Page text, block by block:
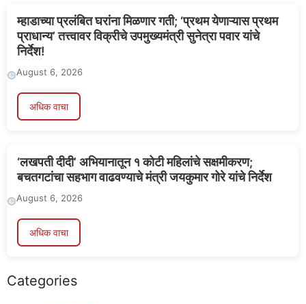
म्हाडाच्या प्रलंबित घरांना मिळणार गती; ‘प्रथम येणाऱ्यास प्रथम
प्राधान्य’ तत्त्वावर विक्रीचे उपमुख्यमंत्री सुनेत्रा पवार यांचे
निर्देश!
August 6, 2026
अधिक वाचा
‘लखपती दीदी’ अभियानातून १ कोटी महिलांचे सक्षमीकरण;
बचतगटांचा सहभाग वाढवण्याचे मंत्री जयकुमार गोरे यांचे निर्देश
August 6, 2026
अधिक वाचा
Categories